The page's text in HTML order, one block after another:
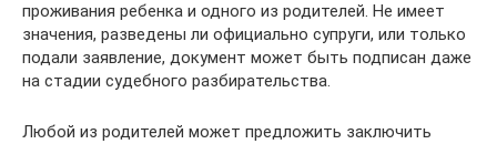
проживания ребенка и одного из родителей. Не имеет
значения, разведены ли официально супруги, или только
подали заявление, документ может быть подписан даже
на стадии судебного разбирательства.
Любой из родителей может предложить заключить